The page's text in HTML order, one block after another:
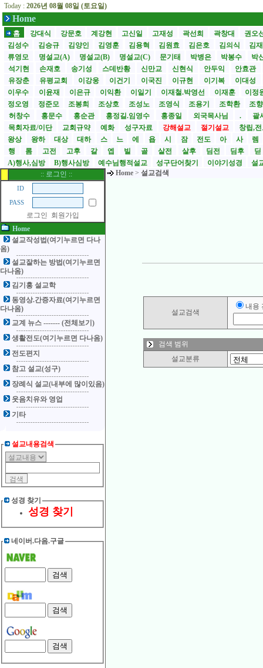
Today : 2026년 08월 08일 (토요일)
Home
홈 강대식 강문호 계강현 고신일 고재성 곽선희 곽창대
권오
김성수
김승규 김양인 김영훈 김용혁 김원효 김은호 김의식
김
류영모
명설교(A) 명설교(B) 명설교(C) 문기태 박병은 박봉수
박
석기현
손재호 송기성 스데반황 신만교 신현식 안두익
안효관
유장춘
유평교회 이강웅 이건기 이국진 이규현 이기복
이대성
이우수
이윤재 이은규 이익환 이일기 이재철.박영선 이재훈
이정
정오영
정준모 조봉희 조상호 조성노 조영식 조용기 조학환
조
허창수
홍문수 홍순관 홍정길.임영수 홍종일 외국목사님 .
괄
목회자료/이단
교회규약 예화 성구자료 강해설교 절기설교
창립,
왕상
왕하 대상 대하 스 느 에 욥 시 잠 전도 아 사
렘
행
롬 고전 고후 갈 엡 빌 골 살전 살후 딤전 딤후
딛
A)행사,심방
B)행사심방 예수님행적설교 성구단어찾기 이야기성경
설
:: 로그인 ::
ID
PASS
로그인
회원가입
Home
설교작성법(여기누르면 다나
옴)
설교잘하는 방법(여기누르면
다나옴)
김기홍 설교학
동영상.간증자료(여기누르면
다나옴)
교계 뉴스 ------- (전체보기)
생활전도(여기누르면 다나옴)
전도편지
참고 설교(성구)
장례식 설교(내부에 많이있음)
웃음치유와 영업
기타
설교내용검색
성경 찾기
성경 찾기
네이버.다음.구글
Home > 설교검색
설교검색
내용
검색 범위
설교분류